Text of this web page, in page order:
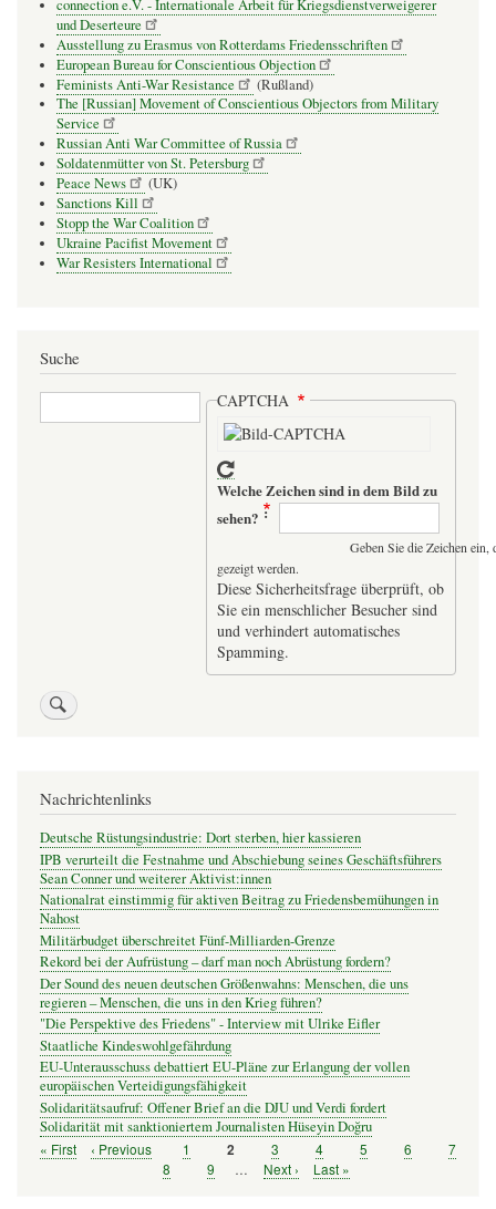
connection e.V. - Inter­na­tio­nale Arbeit für Kriegs­dienst­ver­wei­gerer
und Deser­teure
Ausstellung zu Erasmus von Rotterdams Friedensschriften
European Bureau for Conscientious Objection
Feminists Anti-War Resistance
(Rußland)
The [Russian] Movement of Conscientious Objectors from Military
Service
Russian Anti War Committee of Russia
Soldatenmütter von St. Petersburg
Peace News
(UK)
Sanctions Kill
Stopp the War Coalition
Ukraine Pacifist Movement
War Resisters International
Suche
Suche CAPTCHA
Welche Zeichen sind in dem Bild zu
sehen?
Geben Sie die Zeichen
gezeigt werden.
Diese Sicherheitsfrage überprüft, ob
Sie ein menschlicher Besucher sind
und verhindert automatisches
Spamming.
Nachrichtenlinks
Deutsche Rüstungsindustrie: Dort sterben, hier kassieren
IPB verurteilt die Festnahme und Abschiebung seines Geschäftsführers
Sean Conner und weiterer Aktivist:innen
Nationalrat einstimmig für aktiven Beitrag zu Friedensbemühungen in
Nahost
Militärbudget überschreitet Fünf-Milliarden-Grenze
Rekord bei der Aufrüstung – darf man noch Abrüstung fordern?
Der Sound des neuen deutschen Größenwahns: Menschen, die uns
regieren – Menschen, die uns in den Krieg führen?
"Die Perspektive des Friedens" - Interview mit Ulrike Eifler
Staatliche Kindeswohlgefährdung
EU-Unterausschuss debattiert EU-Pläne zur Erlangung der vollen
europäischen Verteidigungsfähigkeit
Solidaritätsaufruf: Offener Brief an die DJU und Verdi fordert
Solidarität mit sanktioniertem Journalisten Hüseyin Doğru
Seitennummerierung
Erste
« First
Vorherige
‹ Previous Seite
1 Seite
2 Seite
3 Seite
4 Seite
5 Seite
6 Seite
7
Seite
8 Seite
9 …
Nächste
Next ›
Letzte
Last »